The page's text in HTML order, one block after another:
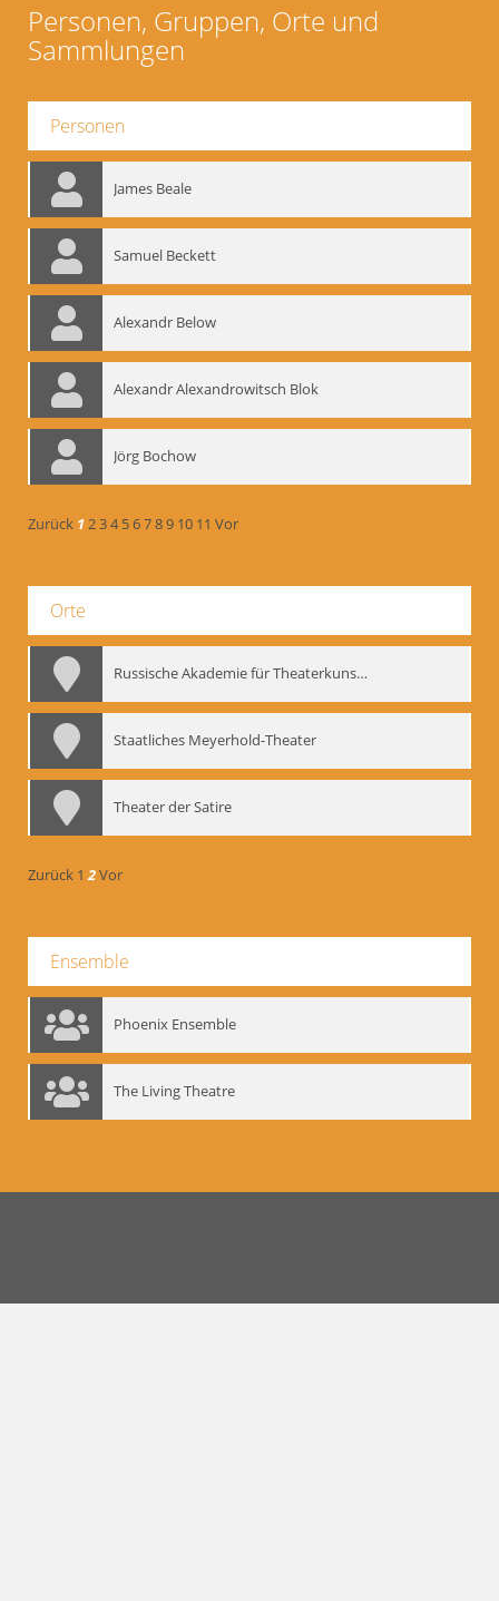
Personen, Gruppen, Orte und
Sammlungen
Personen
James Beale
Samuel Beckett
Alexandr Below
Alexandr Alexandrowitsch Blok
Jörg Bochow
Zurück 1234 56789 10 11 Vor
Orte
Russische Akademie für Theaterkunst – GITIS
Staatliches Meyerhold-Theater
Theater der Satire
Zurück 1 2Vor
Ensemble
Phoenix Ensemble
The Living Theatre